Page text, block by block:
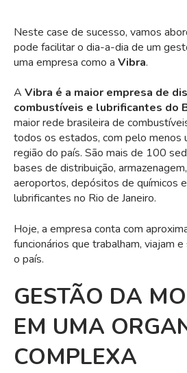
Neste case de sucesso, vamos
pode facilitar o dia-a-dia de um
uma empresa como a Vibra.
A Vibra é a maior empresa de
combustíveis e lubrificantes do
maior rede brasileira de
todos os estados, com pelo menos
região do país. São mais de 100
bases de distribuição,
aeroportos, depósitos de químicos
lubrificantes no Rio de Janeiro.
Hoje, a empresa conta com
funcionários que trabalham, viajam
o país.
GESTÃO DA
EM UMA
COMPLEXA